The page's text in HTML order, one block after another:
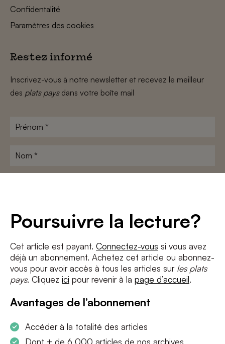
Poursuivre la lecture?
Cet article est payant. Connectez-vous si vous avez
déjà un abonnement. Achetez cet article ou abonnez-
vous pour avoir accès à tous les articles sur les plats
pays. Cliquez ici pour revenir à la page d’accueil.
Avantages de l’abonnement
Accéder à la totalité des articles
Dont + de 6 000 articles de nos archives
Confidentalité
Paramètres des cookies
Restez informé
Inscrivez-vous à notre newsletter et recevez le meilleur
des plats paysdans votre boîte mail
Prénom
Nom
J'accepte les termes et conditions etla politique de confidentialité
S'INSCRIRE